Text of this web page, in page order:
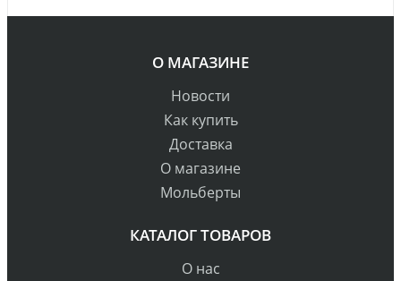
О МАГАЗИНЕ
Новости
Как купить
Доставка
О магазине
Мольберты
КАТАЛОГ ТОВАРОВ
О нас